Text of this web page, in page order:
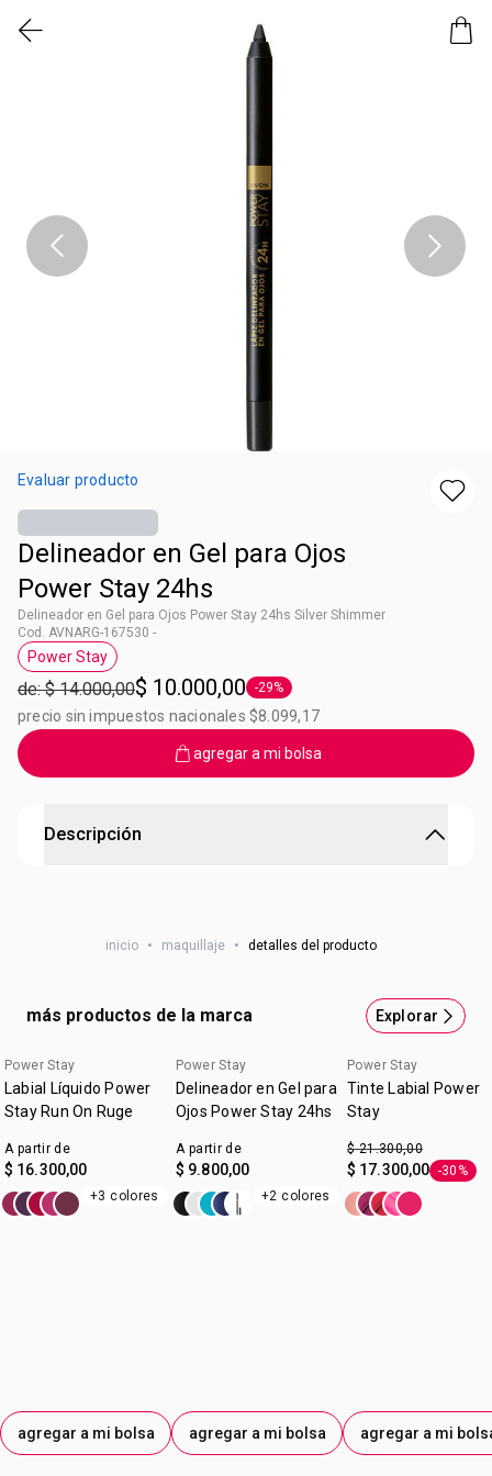
Evaluar producto
Delineador en Gel para Ojos
Power Stay 24hs
Delineador en Gel para Ojos Power Stay 24hs Silver Shimmer
Cod. AVNARG-167530 -
Etiqueta Power Stay
Power Stay
de: $ 14.000,00$ 10.000,00 Etiqueta -29%
-29%
precio sin impuestos nacionales $8.099,17
agregar a mi bolsa
Descripción
pigmentos potentes para una apariencia de alto impacto.
versatilidad; creá líneas atrevidas o difuminá para lograr
una apariencia smokey que dura todo el día.* *Basado en
consumidor.
inicio • maquillaje • detalles del producto
más productos de la marca Explorar
Power Stay
Labial Líquido Power
Stay Run On Ruge
A partir de
$ 16.300,00
+3 colores
agregar a mi bolsa
Power Stay
Delineador en Gel para
Ojos Power Stay 24hs
A partir de
$ 9.800,00
+2 colores
agregar a mi bolsa
Power Stay
Tinte Labial Power
Stay
$ 21.300,00
$ 17.300,00 Etiqueta
-30%
agregar a mi